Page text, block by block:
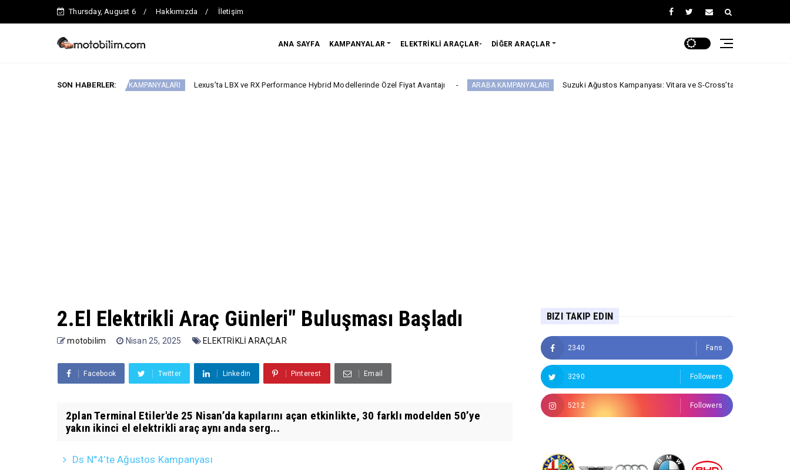
Thursday, August 6 Hakkımızda İletişim
ANA SAYFA KAMPANYALAR ELEKTRİKLİ ARAÇLAR- DİĞER ARAÇLAR
SON HABERLER:
ARABA KAMPANYALARI Lexus’ta LBX ve RX Performance Hybrid Modellerinde Özel Fiyat Avantajı ARABA KAMPANYALARI Suzuki Ağustos Kampanyası: Vitara ve S-Cross’ta Özel Fiyatlar, 0 Faizli Kredi ve
2.El Elektrikli Araç Günleri" Buluşması Başladı
motobilim Nisan 25, 2025 ELEKTRİKLİ ARAÇLAR
Facebook Twitter Linkedin Pinterest Email
2plan Terminal Etiler'de 25 Nisan’da kapılarını açan etkinlikte, 30 farklı modelden 50’ye
yakın ikinci el elektrikli araç aynı anda serg...
Ds N°4’te Ağustos Kampanyası
BIZI TAKIP EDIN
2340 Fans
3290 Followers
5212 Followers